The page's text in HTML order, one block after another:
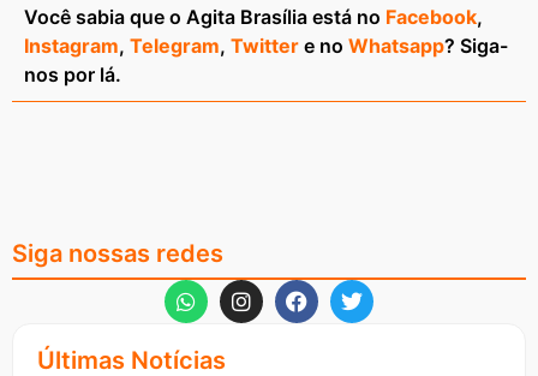
Você sabia que o Agita Brasília está no Facebook,
Instagram, Telegram, Twitter e no Whatsapp? Siga-
nos por lá.
Siga nossas redes
Últimas Notícias